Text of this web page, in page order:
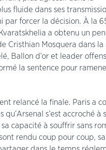
fluide dans ses
par forcer la décision. À la
a obtenu un
Cristhian Mosquera dans la
Ballon d’or et leader
la sentence pour
relancé la finale. Paris a
qu’Arsenal s’est accroché à
capacité à souffrir sans
rendu coup pour coup,